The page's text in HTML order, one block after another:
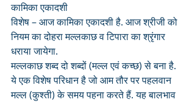
कामिका एकादशी
विशेष – आज कामिका एकादशी है. आज श्रीजी को
नियम का दोहरा मल्लकाछ व टिपारा का श्रृंगार
धराया जायेगा.
मल्लकाछ शब्द दो शब्दों (मल्ल एवं कच्छ) से बना है.
ये एक विशेष परिधान है जो आम तौर पर पहलवान
मल्ल (कुश्ती) के समय पहना करते हैं. यह बालभाव